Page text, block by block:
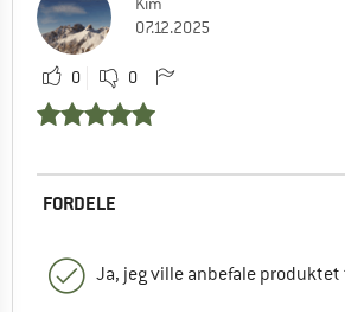
07.12.2025
0 0
FORDELE
Ja, jeg ville anbefale produktet